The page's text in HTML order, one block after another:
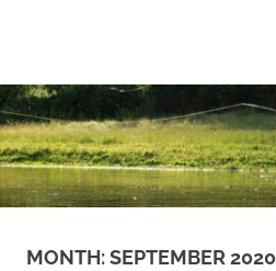
MONTH:SEPTEMBER 2020